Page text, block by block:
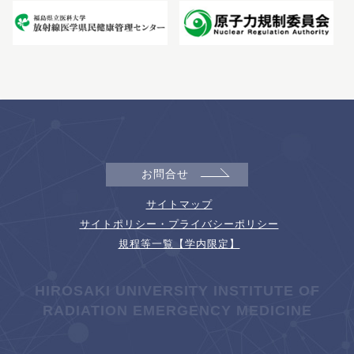
お問合せ
サイトマップ
サイトポリシー・プライバシーポリシー
規程等一覧【学内限定】
HIROSAKI UNIVERSITY INSTITUTE OF
RADIATION EMERGENCY MEDICINE